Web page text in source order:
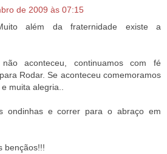
de 2009 às 07:15
além da fraternidade existe a
aconteceu, continuamos com fé
Rodar. Se aconteceu comemoramos
muita alegria..
ondinhas e correr para o abraço em
bençãos!!!